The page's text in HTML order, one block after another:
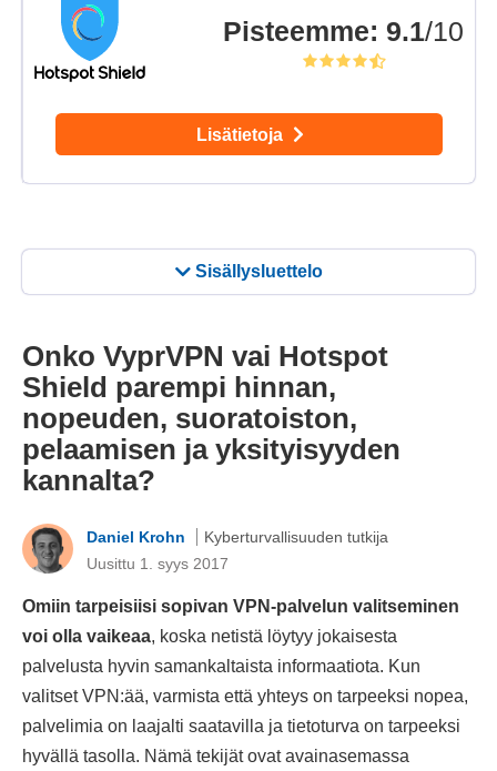
Sisällysluettelo
Pisteemme: 9.1/10
Lisätietoja
Onko VyprVPN vai Hotspot
Shield parempi hinnan,
nopeuden, suoratoiston,
pelaamisen ja yksityisyyden
kannalta?
Daniel Krohn
Kyberturvallisuuden tutkija
Uusittu 1. syys 2017
Omiin tarpeisiisi sopivan VPN-palvelun valitseminen
voi olla vaikeaa, koska netistä löytyy jokaisesta
palvelusta hyvin samankaltaista informaatiota. Kun
valitset VPN:ää, varmista että yhteys on tarpeeksi nopea,
palvelimia on laajalti saatavilla ja tietoturva on tarpeeksi
hyvällä tasolla. Nämä tekijät ovat avainasemassa